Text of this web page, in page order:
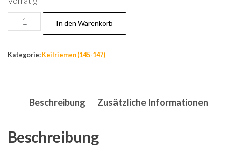
Nr.146,
12,7
1398
31621x70G
Tractor
In den Warenkorb
Kategorie: Keilriemen (145-147)
Beschreibung Zusätzliche Informationen
Beschreibung